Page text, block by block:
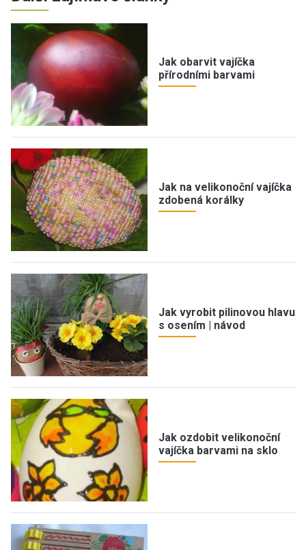
Jak obarvit vajíčka
přírodními barvami
Jak na velikonoční vajíčka
zdobená korálky
Jak vyrobit pilinovou hlavu
s osením | návod
Jak ozdobit velikonoční
vajíčka barvami na sklo